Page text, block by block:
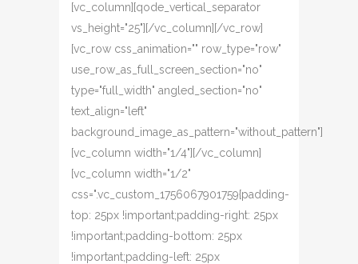
[vc_column][qode_vertical_separator
vs_height="25"][/vc_column][/vc_row]
[vc_row css_animation="" row_type="row"
use_row_as_full_screen_section="no"
type="full_width" angled_section="no"
text_align="left"
background_image_as_pattern="without_pattern"]
[vc_column width="1/4"][/vc_column]
[vc_column width="1/2"
css=".vc_custom_1756067901759{padding-
top: 25px !important;padding-right: 25px
!important;padding-bottom: 25px
!important;padding-left: 25px